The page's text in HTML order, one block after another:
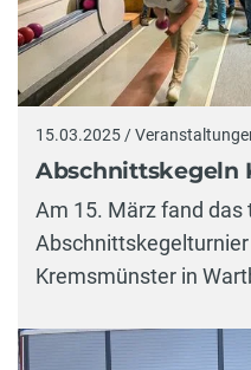
15.03.2025 /
Abschnittskegeln
Am 15. März fand das
Kremsmünster in